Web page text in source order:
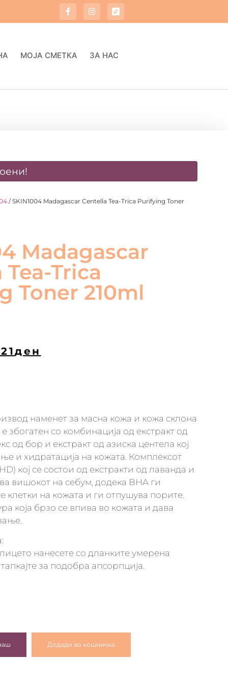
МОЈА СМЕТКА ЗА НАС
/ SKIN1004 Madagascar Centella Tea-Trica Purifying Toner
Madagascar
Trica
Toner 210ml
ден
наменет за мaсна кожа и кожа склона
збогатен со комбинација од екстракт од
од бор и екстракт од азиска центела кој
и хидратација на кожата. Комплексот
кој се состои од екстракти од лаванда и
вишокот на себум, додека BHA ги
клетки на кожата и ги отпушува порите.
која брзо се впива во кожата и дава
нанесете со дланките умерена
за подобра апсорпција.
Додади во кошничка